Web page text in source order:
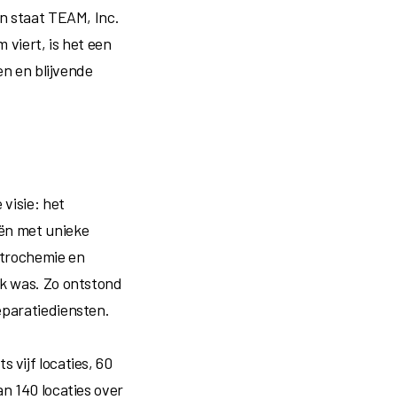
staat TEAM, Inc.
viert, is het een
en blijvende
visie: het
met unieke
en
was. Zo ontstond
vijf locaties, 60
140 locaties over